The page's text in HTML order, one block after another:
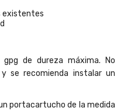
existentes
de dureza máxima. No
se recomienda instalar un
portacartucho de la medida